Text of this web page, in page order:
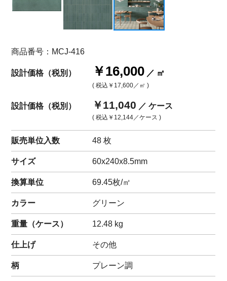
商品番号：MCJ-416
設計価格（税別） ￥16,000 ／ ㎡
( 税込 ￥17,600／㎡ )
設計価格（税別） ￥11,040 ／ ケース
( 税込 ￥12,144／ケース )
販売単位入数 48 枚
サイズ 60x240x8.5mm
換算単位 69.45枚/㎡
カラー グリーン
重量（ケース） 12.48 kg
仕上げ その他
柄 プレーン調